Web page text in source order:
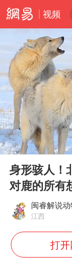
视频
Play
00:00
身形骇人！
对鹿的所有
闽睿解说
江西
打